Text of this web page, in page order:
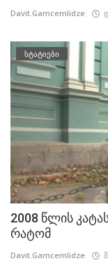
Davit.Gamcemlidze
სტატიები
2008 წლის
რატომ
Davit.Gamcemlidze